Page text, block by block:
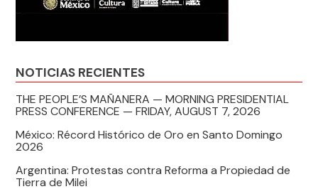
NOTICIAS RECIENTES
THE PEOPLE’S MAÑANERA — MORNING PRESIDENTIAL
PRESS CONFERENCE — FRIDAY, AUGUST 7, 2026
México: Récord Histórico de Oro en Santo Domingo
2026
Argentina: Protestas contra Reforma a Propiedad de
Tierra de Milei